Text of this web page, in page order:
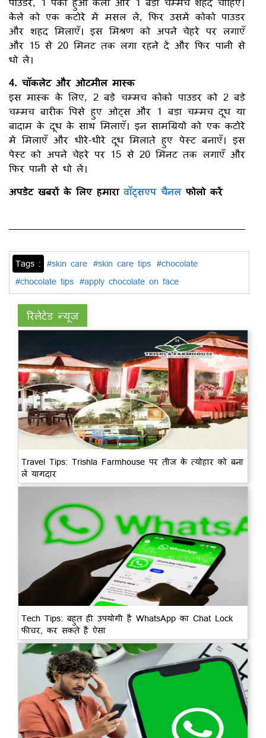
केले को एक कटोरे में मसल लें, फिर उसमें कोको पाउडर
और शहद मिलाएँ। इस मिश्रण को अपने चेहरे पर लगाएँ
और 15 से 20 मिनट तक लगा रहने दें और फिर पानी से
धो लें।
4. चॉकलेट और ओटमील मास्क
इस मास्क के लिए, 2 बड़े चम्मच कोको पाउडर को 2 बड़े
चम्मच बारीक पिसे हुए ओट्स और 1 बड़ा चम्मच दूध या
बादाम के दूध के साथ मिलाएँ। इन सामग्रियों को एक कटोरे
में मिलाएँ और धीरे-धीरे दूध मिलाते हुए पेस्ट बनाएँ। इस
पेस्ट को अपने चेहरे पर 15 से 20 मिनट तक लगाएँ और
फिर पानी से धो लें।
अपडेट खबरों के लिए हमारा वॉट्सएप चैनल फोलो करें
Tags : #skin care #skin care tips #chocolate
#chocolate tips #apply chocolate on face
रिलेटेड न्यूज़
Travel Tips: Trishla Farmhouse पर तीज के त्योहार को बना
लें यागदार
Tech Tips: बहुत ही उपयोगी है WhatsApp का Chat Lock
फीचर, कर सकते हैं ऐसा